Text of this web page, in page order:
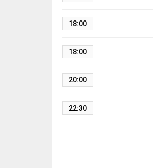
18:00
18:00
20:00
22:30